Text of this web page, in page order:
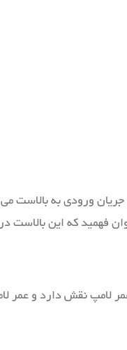
ورودی به بالاست می